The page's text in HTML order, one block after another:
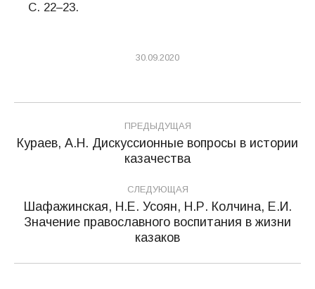
С. 22–23.
30.09.2020
Навигация
по
ПРЕДЫДУЩАЯ
Предыдущая
Кураев, А.Н. Дискуссионные вопросы в истории
казачества
СЛЕДУЮЩАЯ
Следующая
запись:
Шафажинская, Н.Е. Усоян, Н.Р. Колчина, Е.И.
Значение православного воспитания в жизни
казаков